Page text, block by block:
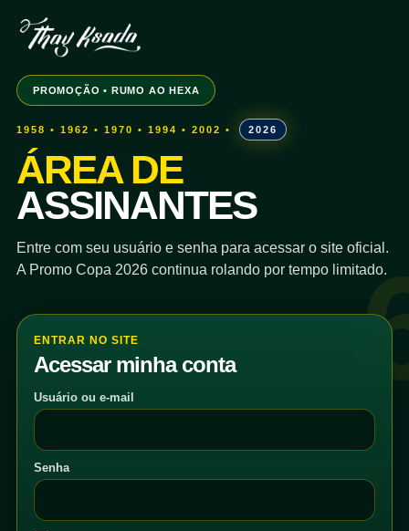
PROMOÇÃO • RUMO AO HEXA
1958 • 1962 • 1970 • 1994 • 2002 • 2026
ÁREA DE
ASSINANTES
Entre com seu usuário e senha para acessar o site oficial.
A Promo Copa 2026 continua rolando por tempo limitado.
ENTRAR NO SITE
Acessar minha conta
Usuário ou e-mail
Senha